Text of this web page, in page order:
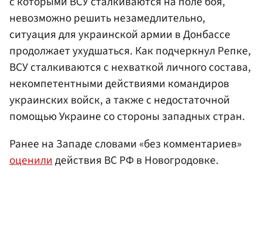
невозможно решить незамедлительно,
ситуация для украинской армии в Донбассе
продолжает ухудшаться. Как подчеркнул Репке,
ВСУ сталкиваются с нехваткой личного состава,
некомпетентными действиями командиров
украинских войск, а также с недостаточной
помощью Украине со стороны западных стран.
Ранее на Западе словами «без комментариев»
оценилидействия ВС РФ в Новогродовке.